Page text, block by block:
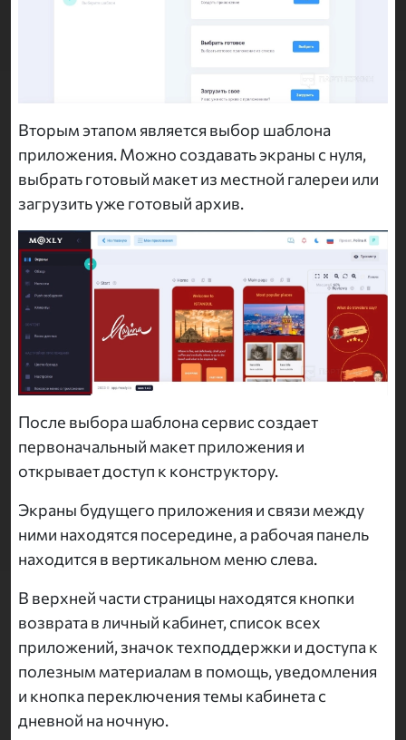
Вторым этапом является выбор шаблона
приложения. Можно создавать экраны с нуля,
выбрать готовый макет из местной галереи или
загрузить уже готовый архив.
После выбора шаблона сервис создает
первоначальный макет приложения и
открывает доступ к конструктору.
Экраны будущего приложения и связи между
ними находятся посередине, а рабочая панель
находится в вертикальном меню слева.
В верхней части страницы находятся кнопки
возврата в личный кабинет, список всех
приложений, значок техподдержки и доступа к
полезным материалам в помощь, уведомления
и кнопка переключения темы кабинета с
дневной на ночную.